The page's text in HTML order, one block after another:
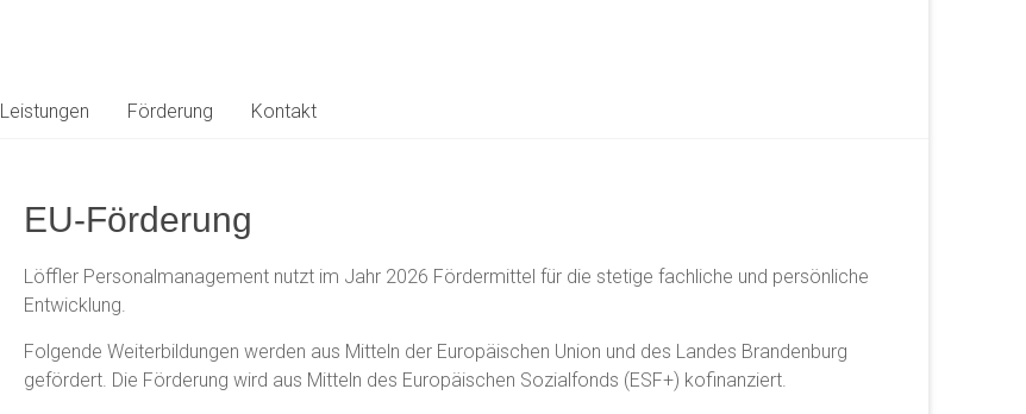
Leistungen Förderung Kontakt
EU-Förderung
Löffler Personalmanagement nutzt im Jahr 2026 Fördermittel für die stetige fachliche und persönliche
Entwicklung.
Folgende Weiterbildungen werden aus Mitteln der Europäischen Union und des Landes Brandenburg
gefördert. Die Förderung wird aus Mitteln des Europäischen Sozialfonds (ESF+) kofinanziert.